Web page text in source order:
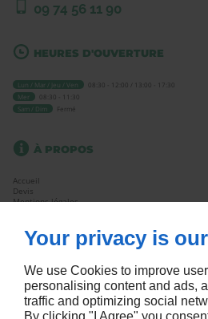
09 74 56 11 90
HEURES D'OUVERTURE
Lun / Mar / Jeu / Ven
08:30 - 12:00 / 13:00 - 17:30
Mer
Sam / Dim
Fermé
À PROPOS
Accueil
Devis
Mentions légales
SUIVEZ NOUS
Your privacy is
We use Cookies to improve
personalising content and ads,
traffic and optimizing social
By clicking "I Agree" you